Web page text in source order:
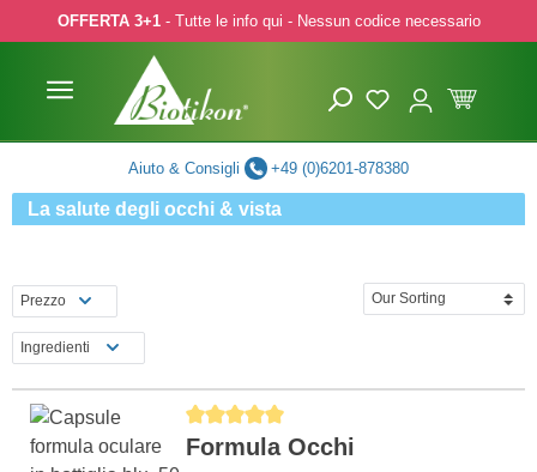
to main content
Skip to search
Skip to main navigation
OFFERTA 3+1- Tutte le info qui - Nessun codice necessario
Aiuto & Consigli +49 (0)6201-878380
La salute degli occhi & vista
Prezzo
Ingredienti
Average rating of 5 out of 5 stars
Formula Occhi